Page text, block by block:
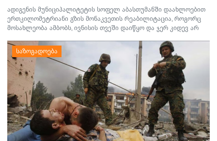
ადიგენის მუნიციპალიტეტის სოფელ აბასთუმანში დაახლოებით
ერთკილომეტრიანი გზის მონაკვეთის რეაბილიტაცია, როგორც
მოსახლეობა ამბობს, ივნისის თვეში დაიწყო და ჯერ კიდევ არ
მტვერი, მოუწესრიგებელი სანიაღვრე არხები ადგილობრივების
ყოველდღიურ ცხოვრებასა და ტურისტულ სეზონს პრობლემებს
უქმნის.